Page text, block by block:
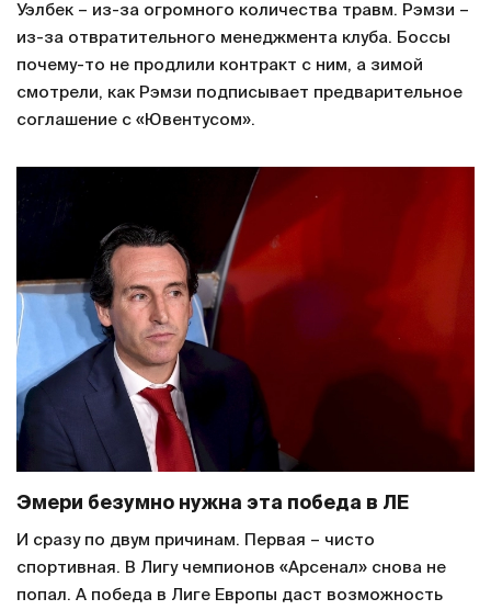
Уэлбек – из-за огромного количества травм. Рэмзи –
из-за отвратительного менеджмента клуба. Боссы
почему-то не продлили контракт с ним, а зимой
смотрели, как Рэмзи подписывает предварительное
соглашение с «Ювентусом».
Эмери безумно нужна эта победа в ЛЕ
И сразу по двум причинам. Первая – чисто
спортивная. В Лигу чемпионов «Арсенал» снова не
попал. А победа в Лиге Европы даст возможность